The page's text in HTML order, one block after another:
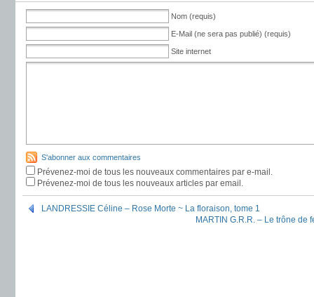
Nom (requis)
E-Mail (ne sera pas publié) (requis)
Site internet
S'abonner aux commentaires
Prévenez-moi de tous les nouveaux commentaires par e-mail.
Prévenez-moi de tous les nouveaux articles par email.
LANDRESSIE Céline – Rose Morte ~ La floraison, tome 1
MARTIN G.R.R. – Le trône de